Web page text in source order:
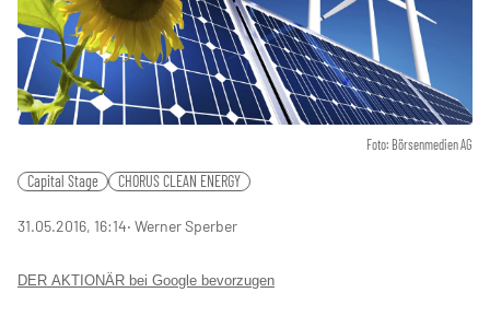
Foto: Börsenmedien AG
Capital Stage CHORUS CLEAN ENERGY
31.05.2016, 16:14‧ Werner Sperber
DER AKTIONÄR bei Google bevorzugen